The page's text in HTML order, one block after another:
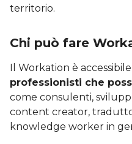
territorio.
Chi può fare
Il Workation è
professionisti che
come consulenti,
content creator,
knowledge worker in